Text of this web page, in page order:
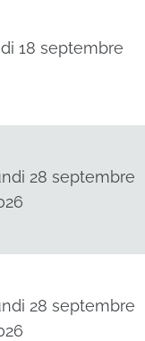
18 septembre
28 septembre
28 septembre